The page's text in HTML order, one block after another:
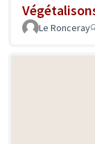
Le Ronceray